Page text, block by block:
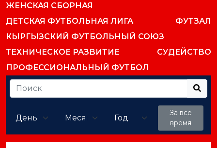
ЖЕНСКАЯ СБОРНАЯ
ДЕТСКАЯ ФУТБОЛЬНАЯ ЛИГА
ФУТЗАЛ
КЫРГЫЗСКИЙ ФУТБОЛЬНЫЙ СОЮЗ
ТЕХНИЧЕСКОЕ РАЗВИТИЕ
СУДЕЙСТВО
ПРОФЕССИОНАЛЬНЫЙ ФУТБОЛ
За все
время